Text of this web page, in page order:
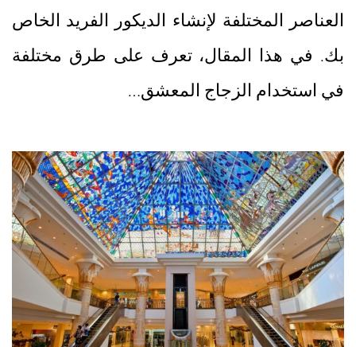
العناصر المختلفة لإنشاء الديكور الفريد الخاص
بك. في هذا المقال، تعرف على طرق مختلفة
في استخدام الزجاج المعشق…